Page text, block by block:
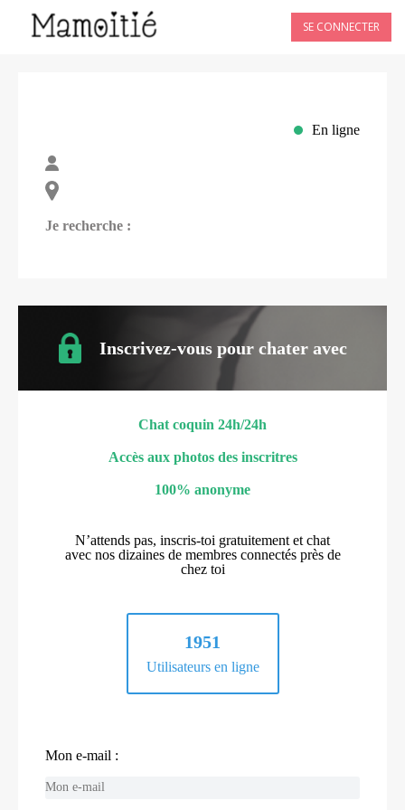
SE CONNECTER
En ligne
Je recherche :
Inscrivez-vous pour chater avec
Chat coquin 24h/24h
Accès aux photos des inscritres
100% anonyme
N’attends pas, inscris-toi gratuitement et chat
avec nos dizaines de membres connectés près de
chez toi
1951
Utilisateurs en ligne
Mon e-mail :